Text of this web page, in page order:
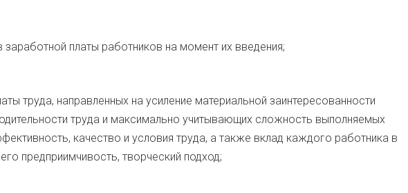
платы работников на момент их введения;
труда, направленных на усиление материальной заинтересованности
труда и максимально учитывающих сложность выполняемых
качество и условия труда, а также вклад каждого работника в
предприимчивость, творческий подход;